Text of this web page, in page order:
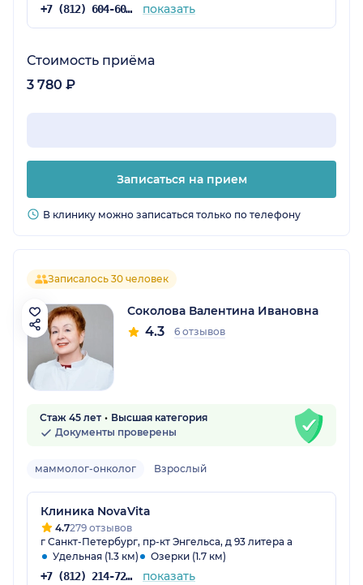
+7 (812) 604-60-56 показать
Стоимость приёма
3 780 ₽
Записаться на прием
В клинику можно записаться только по телефону
Записалось 30 человек
Соколова Валентина Ивановна
4.3 6 отзывов
Стаж 45 лет
Высшая категория
Документы проверены
маммолог-онколог Взрослый
Клиника NovaVita
4.7279 отзывов
г Санкт-Петербург, пр-кт Энгельса, д 93 литера а
Удельная (1.3 км)
Озерки (1.7 км)
+7 (812) 214-72-16 показать